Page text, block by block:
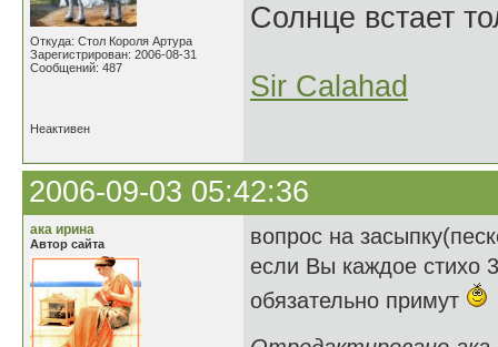
Откуда: Стол Короля Артура
Зарегистрирован: 2006-08-31
Сообщений: 487
Солнце встает
Sir Calahad
Неактивен
2006-09-03 05:42:36
ака ирина
Автор сайта
вопрос на
если Вы каждое стихо
обязательно примут